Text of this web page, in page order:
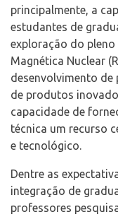
principalmente, a
estudantes de
exploração do
Magnética Nuclear
desenvolvimento
de produtos
capacidade de
técnica um recurso
e tecnológico.
Dentre as
integração de
professores